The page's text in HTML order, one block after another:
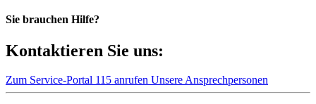
Sie brauchen Hilfe?
Kontaktieren Sie uns:
Zum Service-Portal 115 anrufen Unsere Ansprechpersonen